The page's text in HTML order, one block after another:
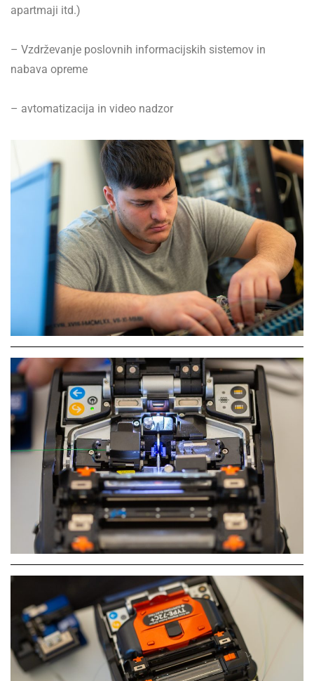
apartmaji itd.)
– Vzdrževanje poslovnih informacijskih sistemov in
nabava opreme
– avtomatizacija in video nadzor